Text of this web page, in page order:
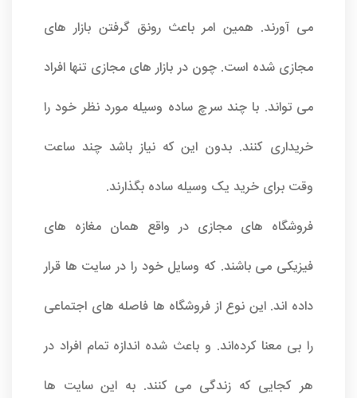
می آورند. همین امر باعث رونق گرفتن بازار های
مجازی شده است. چون در بازار های مجازی تنها افراد
می تواند. با چند سرچ ساده وسیله مورد نظر خود را
خریداری کنند. بدون این که نیاز باشد چند ساعت
وقت برای خرید یک وسیله ساده بگذارند.
فروشگاه های مجازی در واقع همان مغازه های
فیزیکی می باشند. که وسایل خود را در سایت ها قرار
داده اند. این نوع از فروشگاه ها فاصله های اجتماعی
را بی‌ معنا کرده‌اند. و باعث شده اندازه تمام افراد در
هر کجایی که زندگی می کنند. به این سایت ها